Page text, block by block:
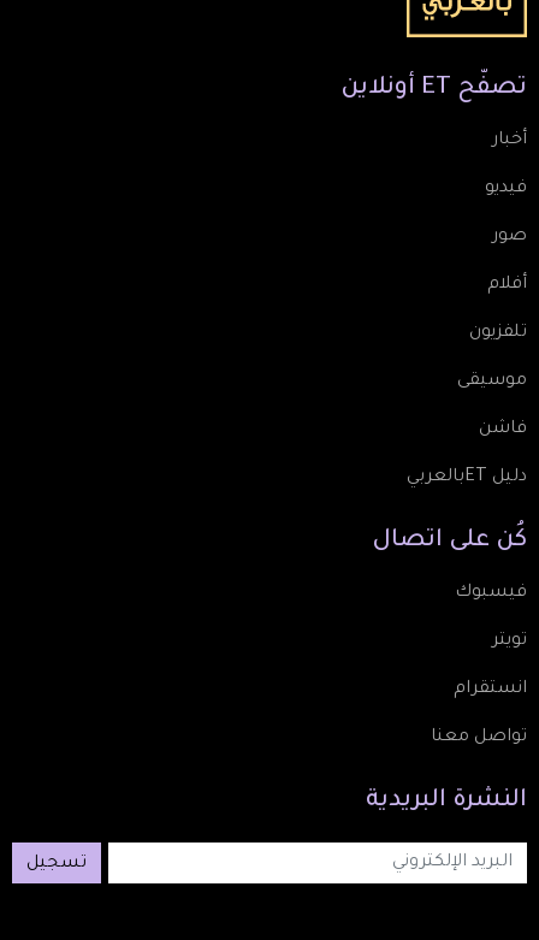
تصفّح ET أونلاين
أخبار
فيديو
صور
أفلام
تلفزيون
موسيقى
فاشن
دليل ETبالعربي
كُن على اتصال
فيسبوك
تويتر
انستقرام
تواصل معنا
النشرة البريدية
تسجيل